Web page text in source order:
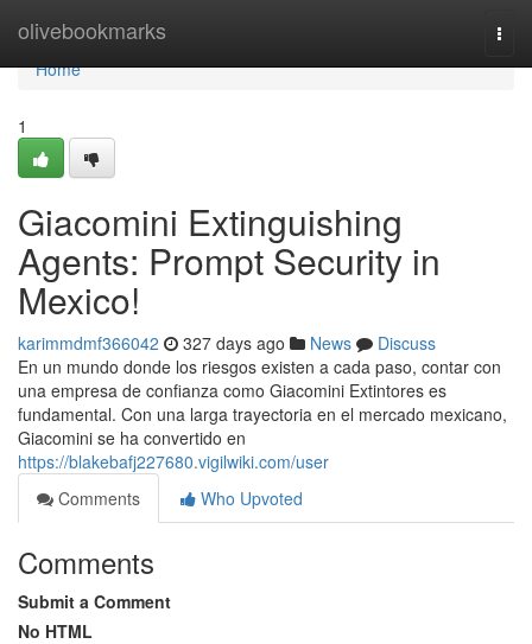
olivebookmarks
Home
Home
1
Giacomini Extinguishing
Agents: Prompt Security in
Mexico!
karimmdmf366042 327 days ago News
Discuss
En un mundo donde los riesgos existen a cada paso, contar con
una empresa de confianza como Giacomini Extintores es
fundamental. Con una larga trayectoria en el mercado mexicano,
Giacomini se ha convertido en
https://blakebafj227680.vigilwiki.com/user
Comments
Who Upvoted
Comments
Submit a Comment
No HTML